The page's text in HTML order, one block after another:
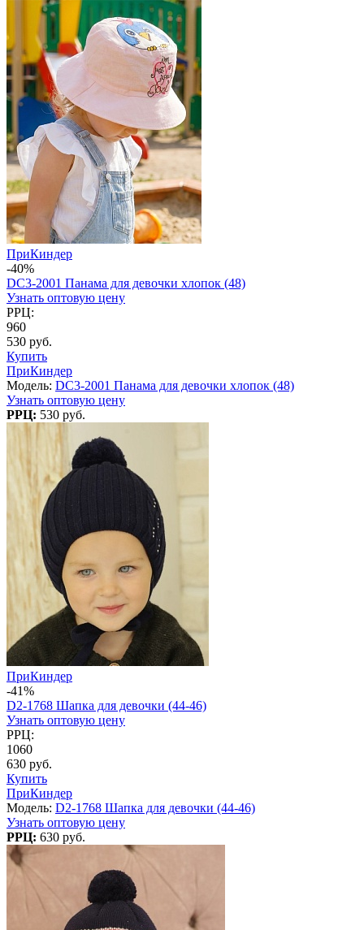
ПриКиндер
-40%
DC3-2001 Панама для девочки хлопок (48)
Узнать оптовую цену
РРЦ:
960
530 руб.
Купить
ПриКиндер
Модель: DC3-2001 Панама для девочки хлопок (48)
Узнать оптовую цену
РРЦ: 530 руб.
ПриКиндер
-41%
D2-1768 Шапка для девочки (44-46)
Узнать оптовую цену
РРЦ:
1060
630 руб.
Купить
ПриКиндер
Модель: D2-1768 Шапка для девочки (44-46)
Узнать оптовую цену
РРЦ: 630 руб.